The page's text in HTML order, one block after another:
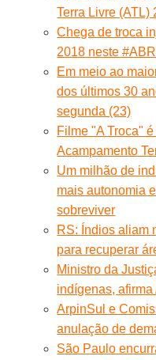
Terra Livre (ATL)
Chega de troca
2018 neste
Em meio ao
dos últimos 30
segunda (23)
Filme "A Troca"
Acampamento
Um milhão de
mais autonomia
sobreviver
RS: Índios aliam
para recuperar
Ministro da
indígenas, afirma
ArpinSul e
anulação de
São Paulo